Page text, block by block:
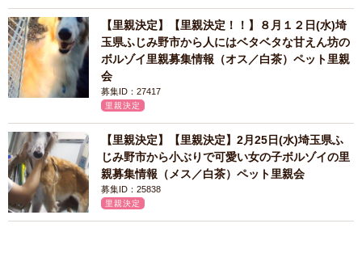
【里親決定】【里親決定！！】８月１２日(水)埼
玉県ふじみ野市から人にはベタベタな甘えん坊の
ボルゾイ里親募集情報（オス／白茶）ペット里親
会
募集ID：27417
里親決定
【里親決定】【里親決定】2月25日(水)埼玉県ふ
じみ野市から小ぶりで可愛い女の子ボルゾイの里
親募集情報（メス／白茶）ペット里親会
募集ID：25838
里親決定